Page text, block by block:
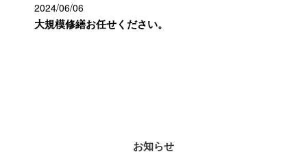
2024/06/06
大規模修繕お任せください。
お知らせ